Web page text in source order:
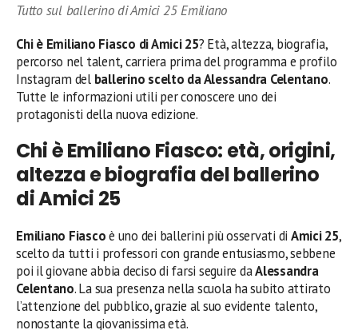
Tutto sul ballerino di Amici 25 Emiliano
Chi è Emiliano Fiasco di Amici 25? Età, altezza, biografia,
percorso nel talent, carriera prima del programma e profilo
Instagram del ballerino scelto da Alessandra Celentano.
Tutte le informazioni utili per conoscere uno dei
protagonisti della nuova edizione.
Chi è Emiliano Fiasco: età, origini,
altezza e biografia del ballerino
di Amici 25
Emiliano Fiascoè uno dei ballerini più osservati di Amici 25,
scelto da tutti i professori con grande entusiasmo, sebbene
poi il giovane abbia deciso di farsi seguire daAlessandra
Celentano. La sua presenza nella scuola ha subito attirato
l’attenzione del pubblico, grazie al suo evidente talento,
nonostante la giovanissima età.